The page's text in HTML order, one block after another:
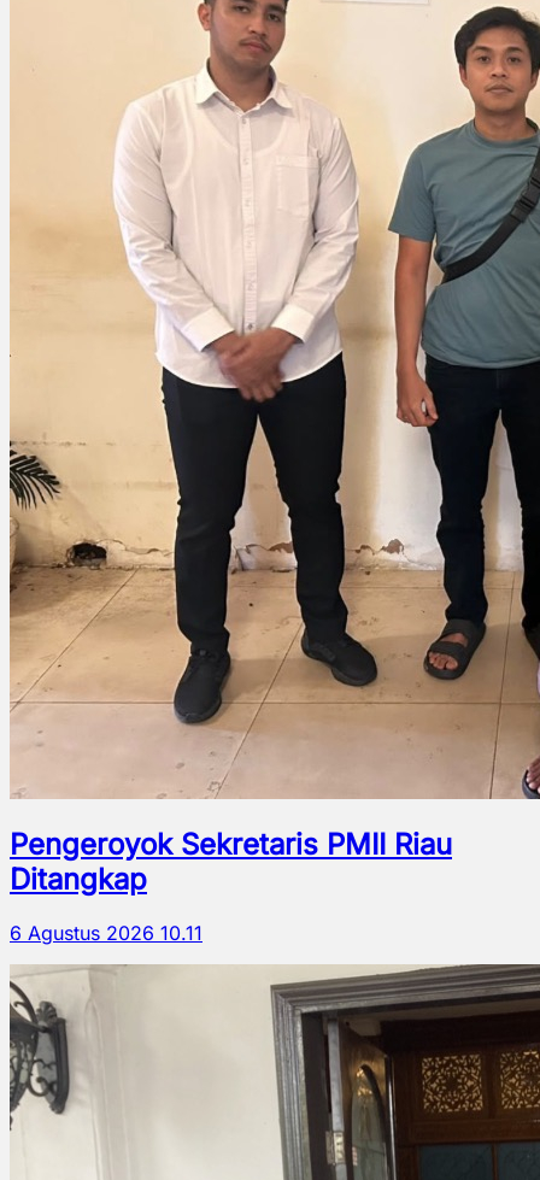
Pengeroyok Sekretaris PMII Riau
Ditangkap
6 Agustus 2026 10.11